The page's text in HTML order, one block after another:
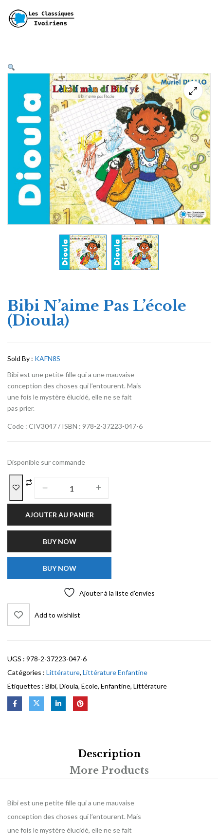
Bibi N’aime Pas L’école
(Dioula)
Sold By : KAFN8S
Bibi est une petite fille qui a une mauvaise
conception des choses qui l’entourent. Mais
une fois le mystère élucidé, elle ne se fait
pas prier.
Code : CIV3047 / ISBN : 978-2-37223-047-6
Disponible sur commande
AJOUTER AU PANIER
BUY NOW
BUY NOW
Ajouter à la liste d’envies
Add to wishlist
UGS : 978-2-37223-047-6
Catégories : Littérature, Littérature Enfantine
Étiquettes : Bibi, Dioula, École, Enfantine, Littérature
Description
More Products
Bibi est une petite fille qui a une mauvaise
conception des choses qui l’entourent. Mais
une fois le mystère élucidé, elle ne se fait